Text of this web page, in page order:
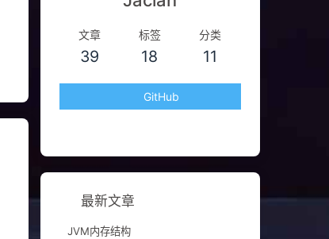
文章
39
标签
18
分类
11
GitHub
最新文章
JVM内存结构